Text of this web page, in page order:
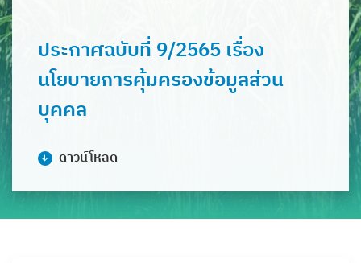
ประกาศฉบับที่ 9/2565 เรื่อง
นโยบายการคุ้มครองข้อมูลส่วน
บุคคล
ดาวน์โหลด